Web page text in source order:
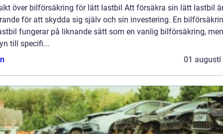
över bilförsäkring för lätt lastbil Att försäkra sin lätt lastbil
för att skydda sig själv och sin investering. En
fungerar på liknande sätt som en vanlig bilförsäkring,
till specifi...
01 augusti